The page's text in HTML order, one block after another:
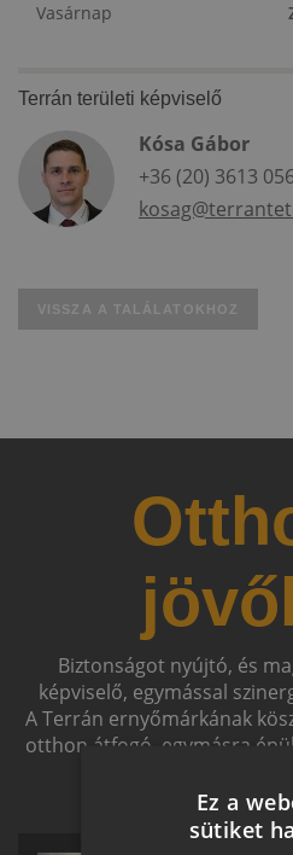
Vasárnap
Terrán területi képviselő
Kósa Gábor
+36 (20) 3613
VISSZA A TALÁLATOKHOZ
Biztonságot nyújtó, és
képviselő, egymással
A Terrán ernyőmárkának
otthon átfogó, egymásra
Ez a
sütiket